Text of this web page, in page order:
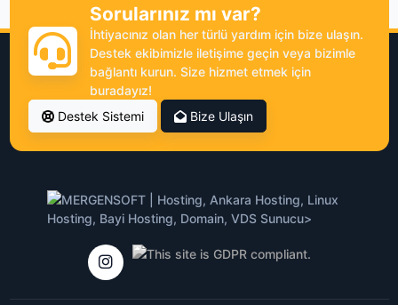
Sorularınız mı var?
İhtiyacınız olan her türlü yardım için bize ulaşın.
Destek ekibimizle iletişime geçin veya bizimle
bağlantı kurun. Size hizmet etmek için
buradayız!
Destek Sistemi
Bize Ulaşın